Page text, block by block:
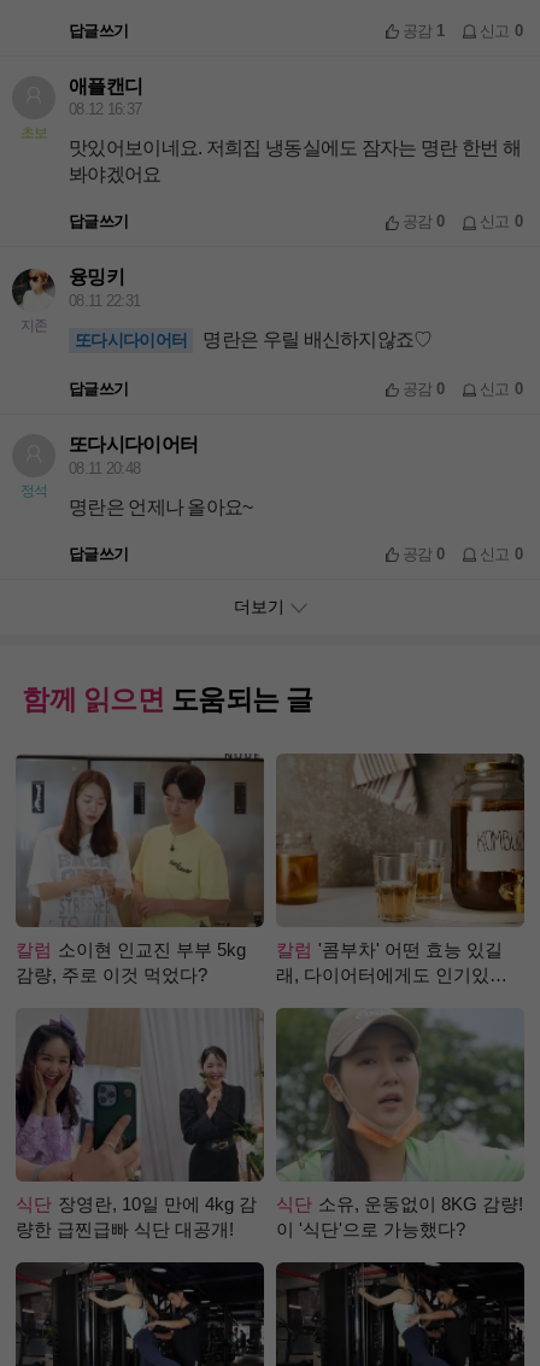
답글쓰기 공감 1 신고 0
초보
애플캔디
08.12 16:37
맛있어보이네요. 저희집 냉동실에도 잠자는 명란 한번 해
봐야겠어요
답글쓰기 공감0 신고 0
지존
융밍키
08.11 22:31
또다시다이어터 명란은 우릴 배신하지않죠♡
답글쓰기 공감0 신고 0
정석
또다시다이어터
08.11 20:48
명란은 언제나 올아요~
답글쓰기 공감0 신고 0
더보기
함께 읽으면 도움되는 글
칼럼 소이현 인교진 부부 5kg
감량, 주로 이것 먹었다?
칼럼 '콤부차' 어떤 효능 있길
래, 다이어터에게도 인기있는
식단 장영란, 10일 만에 4kg 감
량한 급찐급빠 식단 대공개!
식단 소유, 운동없이 8KG 감량!
이 '식단'으로 가능했다?